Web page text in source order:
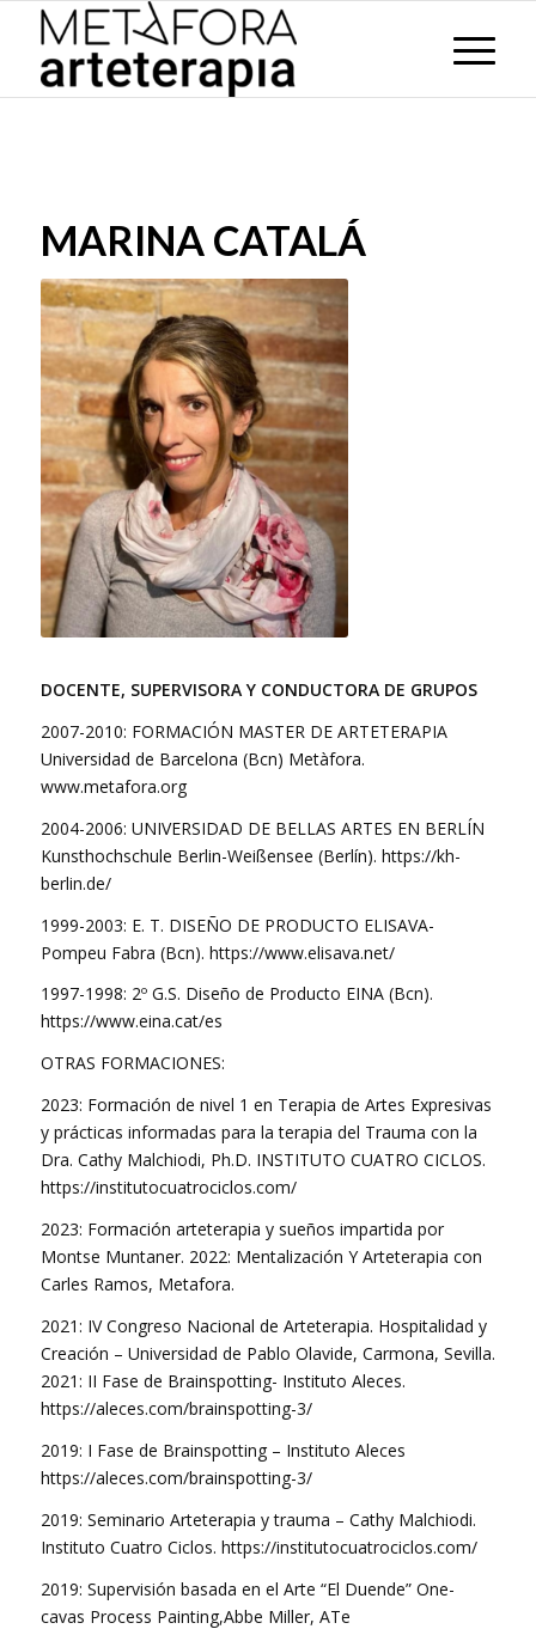
MARINA CATALÁ
DOCENTE, SUPERVISORA Y CONDUCTORA DE GRUPOS
2007-2010: FORMACIÓN MASTER DE ARTETERAPIA
Universidad de Barcelona (Bcn) Metàfora.
www.metafora.org
2004-2006: UNIVERSIDAD DE BELLAS ARTES EN BERLÍN
Kunsthochschule Berlin-Weißensee (Berlín). https://kh-
berlin.de/
1999-2003: E. T. DISEÑO DE PRODUCTO ELISAVA-
Pompeu Fabra (Bcn). https://www.elisava.net/
1997-1998: 2º G.S. Diseño de Producto EINA (Bcn).
https://www.eina.cat/es
OTRAS FORMACIONES:
2023: Formación de nivel 1 en Terapia de Artes Expresivas
y prácticas informadas para la terapia del Trauma con la
Dra. Cathy Malchiodi, Ph.D. INSTITUTO CUATRO CICLOS.
https://institutocuatrociclos.com/
2023: Formación arteterapia y sueños impartida por
Montse Muntaner. 2022: Mentalización Y Arteterapia con
Carles Ramos, Metafora.
2021: IV Congreso Nacional de Arteterapia. Hospitalidad y
Creación – Universidad de Pablo Olavide, Carmona, Sevilla.
2021: II Fase de Brainspotting- Instituto Aleces.
https://aleces.com/brainspotting-3/
2019: I Fase de Brainspotting – Instituto Aleces
https://aleces.com/brainspotting-3/
2019: Seminario Arteterapia y trauma – Cathy Malchiodi.
Instituto Cuatro Ciclos. https://institutocuatrociclos.com/
2019: Supervisión basada en el Arte “El Duende” One-
cavas Process Painting,Abbe Miller, ATe